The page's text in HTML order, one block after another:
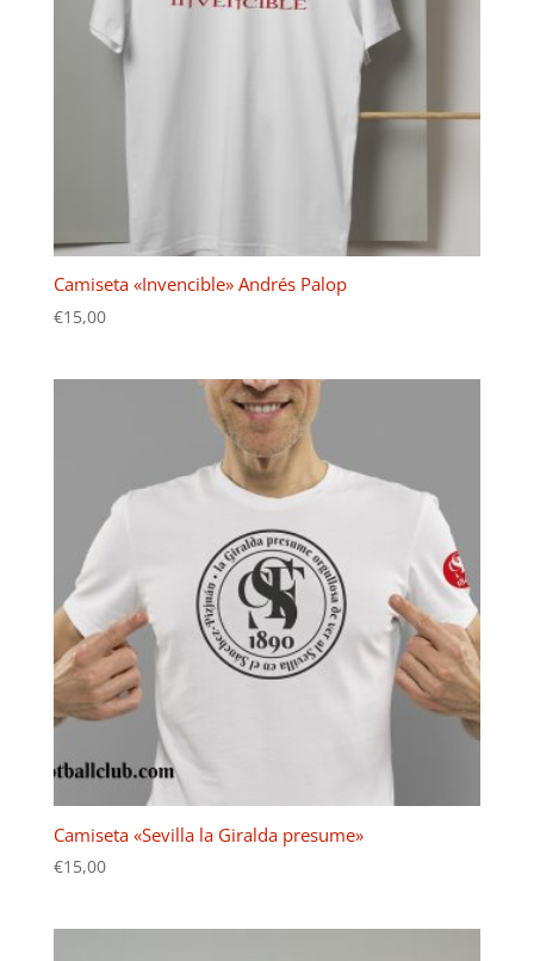
Camiseta «Invencible» Andrés Palop
€15,00
Camiseta «Sevilla la Giralda presume»
€15,00